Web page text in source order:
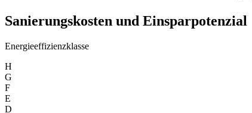
Sanierungskosten und Einsparpotenzial
Energieeffizienzklasse
H
G
F
E
D